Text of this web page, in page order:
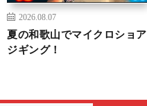
2026.08.07
夏の和歌山でマイクロショア
ジギング！